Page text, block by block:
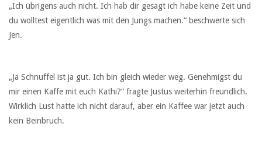
„Ich übrigens auch nicht. Ich hab dir gesagt ich habe keine Zeit und
du wolltest eigentlich was mit den Jungs machen.“ beschwerte sich
Jen.
„Ja Schnuffel ist ja gut. Ich bin gleich wieder weg. Genehmigst du
mir einen Kaffe mit euch Kathi?“ fragte Justus weiterhin freundlich.
Wirklich Lust hatte ich nicht darauf, aber ein Kaffee war jetzt auch
kein Beinbruch.